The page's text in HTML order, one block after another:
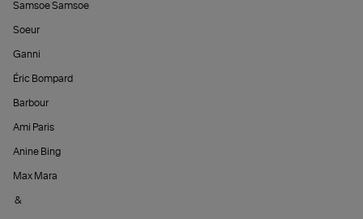
Samsoe Samsoe
Soeur
Ganni
Éric Bompard
Barbour
Ami Paris
Anine Bing
Max Mara
&